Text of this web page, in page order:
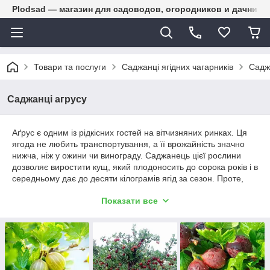
Plodsad — магазин для садоводов, огородников и
Товари та послуги Саджанці ягідних чагарників
Саджанці агрусу
Аґрус є одним із рідкісних гостей на вітчизняних ринках. Ця
ягода не любить транспортування, а її врожайність значно
нижча, ніж у ожини чи винограду. Саджанець цієї рослини
дозволяє виростити кущ, який плодоносить до сорока років і в
середньому дає до десяти кілограмів ягід за сезон. Проте,
оригінальний смак спілих ягід.
привабливістю, адже вони бувають практично всіх кольорів:
сині та зелені, червоні та золотисті. Серед переваг також
строки дозрівання: є сорти ранні, середні та пізні. Достатньо
посадити три рослини, щоб ласувати плодами протягом
Показати все